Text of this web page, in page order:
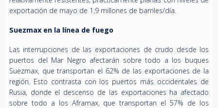
exportación de mayo de 1,9 millones de barriles/día.
Suezmax en la línea de fuego
Las interrupciones de las exportaciones de crudo desde los
puertos del Mar Negro afectarán sobre todo a los buques
Suezmax, que transportan el 62% de las exportaciones de la
región. Esto contrasta con los puertos más occidentales de
Rusia, donde el descenso de las exportaciones ha afectado
sobre todo a los Aframax, que transportan el 57% de los